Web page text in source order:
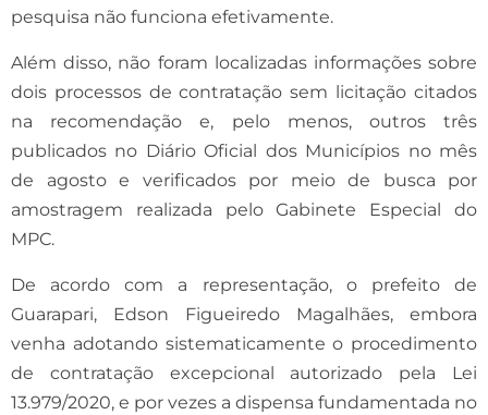
pesquisa não funciona efetivamente.
Além disso, não foram localizadas informações sobre
dois processos de contratação sem licitação citados
na recomendação e, pelo menos, outros três
publicados no Diário Oficial dos Municípios no mês
de agosto e verificados por meio de busca por
amostragem realizada pelo Gabinete Especial do
MPC.
De acordo com a representação, o prefeito de
Guarapari, Edson Figueiredo Magalhães, embora
venha adotando sistematicamente o procedimento
de contratação excepcional autorizado pela Lei
13.979/2020, e por vezes a dispensa fundamentada no